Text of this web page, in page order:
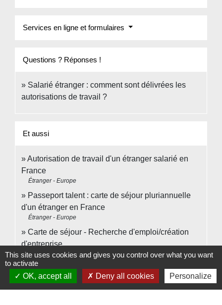
Services en ligne et formulaires
Questions ? Réponses !
Salarié étranger : comment sont délivrées les
autorisations de travail ?
Et aussi
Autorisation de travail d'un étranger salarié en
France
Étranger - Europe
Passeport talent : carte de séjour pluriannuelle
d'un étranger en France
Étranger - Europe
Carte de séjour - Recherche d'emploi/création
d'entreprise
Étranger - Europe
Immatriculation à la Sécurité sociale pour un
salarié qui arrive en France
Social - Santé
This site uses cookies and gives you control over what you want
to activate
OK, accept all
Deny all cookies Personalize